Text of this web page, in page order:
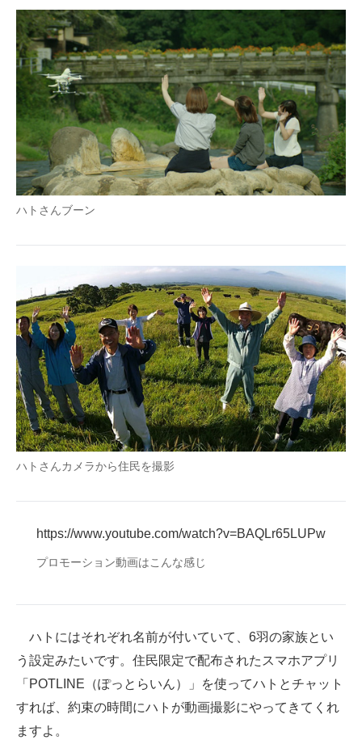
AI活用のいまが分かる
企業ITのトレンドを詳説
経営リーダーのコミュニティ
マーケ×ITの今がよく分かる
ITエンジニア向け専門サイト
企業向けIT製品の総合サイト
モノづくり技術者専門サイト
エレクトロニクス専門サイト
電子設計の基本と応用
エネルギーの専門メディア
建設×テクノロジーの最前線
ちょっと気になるネットの話題
ハトさんブーン
ハトさんカメラから住民を撮影
https://www.youtube.com/watch?v=BAQLr65LUPw
プロモーション動画はこんな感じ
ハトにはそれぞれ名前が付いていて、6羽の家族とい
う設定みたいです。住民限定で配布されたスマホアプリ
「POTLINE（ぽっとらいん）」を使ってハトとチャット
すれば、約束の時間にハトが動画撮影にやってきてくれ
ますよ。